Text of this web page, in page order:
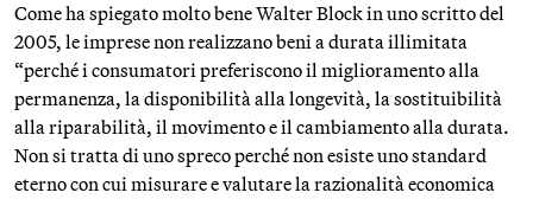
Come ha spiegato molto bene Walter Block in uno scritto del
2005, le imprese non realizzano beni a durata illimitata
“perché i consumatori preferiscono il miglioramento alla
permanenza, la disponibilità alla longevità, la sostituibilità
alla riparabilità, il movimento e il cambiamento alla durata.
Non si tratta di uno spreco perché non esiste uno standard
eterno con cui misurare e valutare la razionalità economica